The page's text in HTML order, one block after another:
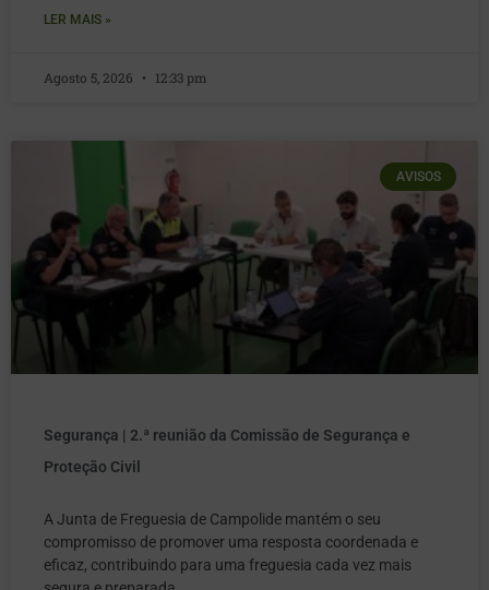
LER MAIS »
Agosto 5, 2026 12:33 pm
AVISOS
Segurança | 2.ª reunião da Comissão de Segurança e
Proteção Civil
A Junta de Freguesia de Campolide mantém o seu
compromisso de promover uma resposta coordenada e
eficaz, contribuindo para uma freguesia cada vez mais